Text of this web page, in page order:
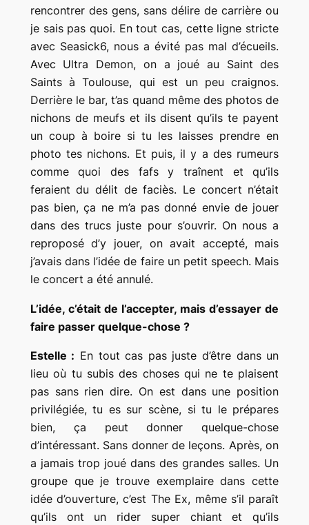
rencontrer des gens, sans délire de carrière ou
je sais pas quoi. En tout cas, cette ligne stricte
avec Seasick6, nous a évité pas mal d’écueils.
Avec Ultra Demon, on a joué au Saint des
Saints à Toulouse, qui est un peu craignos.
Derrière le bar, t’as quand même des photos de
nichons de meufs et ils disent qu’ils te payent
un coup à boire si tu les laisses prendre en
photo tes nichons. Et puis, il y a des rumeurs
comme quoi des fafs y traînent et qu’ils
feraient du délit de faciès. Le concert n’était
pas bien, ça ne m’a pas donné envie de jouer
dans des trucs juste pour s’ouvrir. On nous a
reproposé d’y jouer, on avait accepté, mais
j’avais dans l’idée de faire un petit speech. Mais
le concert a été annulé.
L’idée, c’était de l’accepter, mais d’essayer de
faire passer quelque-chose ?
Estelle : En tout cas pas juste d’être dans un
lieu où tu subis des choses qui ne te plaisent
pas sans rien dire. On est dans une position
privilégiée, tu es sur scène, si tu le prépares
bien, ça peut donner quelque-chose
d’intéressant. Sans donner de leçons. Après, on
a jamais trop joué dans des grandes salles. Un
groupe que je trouve exemplaire dans cette
idée d’ouverture, c’est The Ex, même s’il paraît
qu’ils ont un rider super chiant et qu’ils